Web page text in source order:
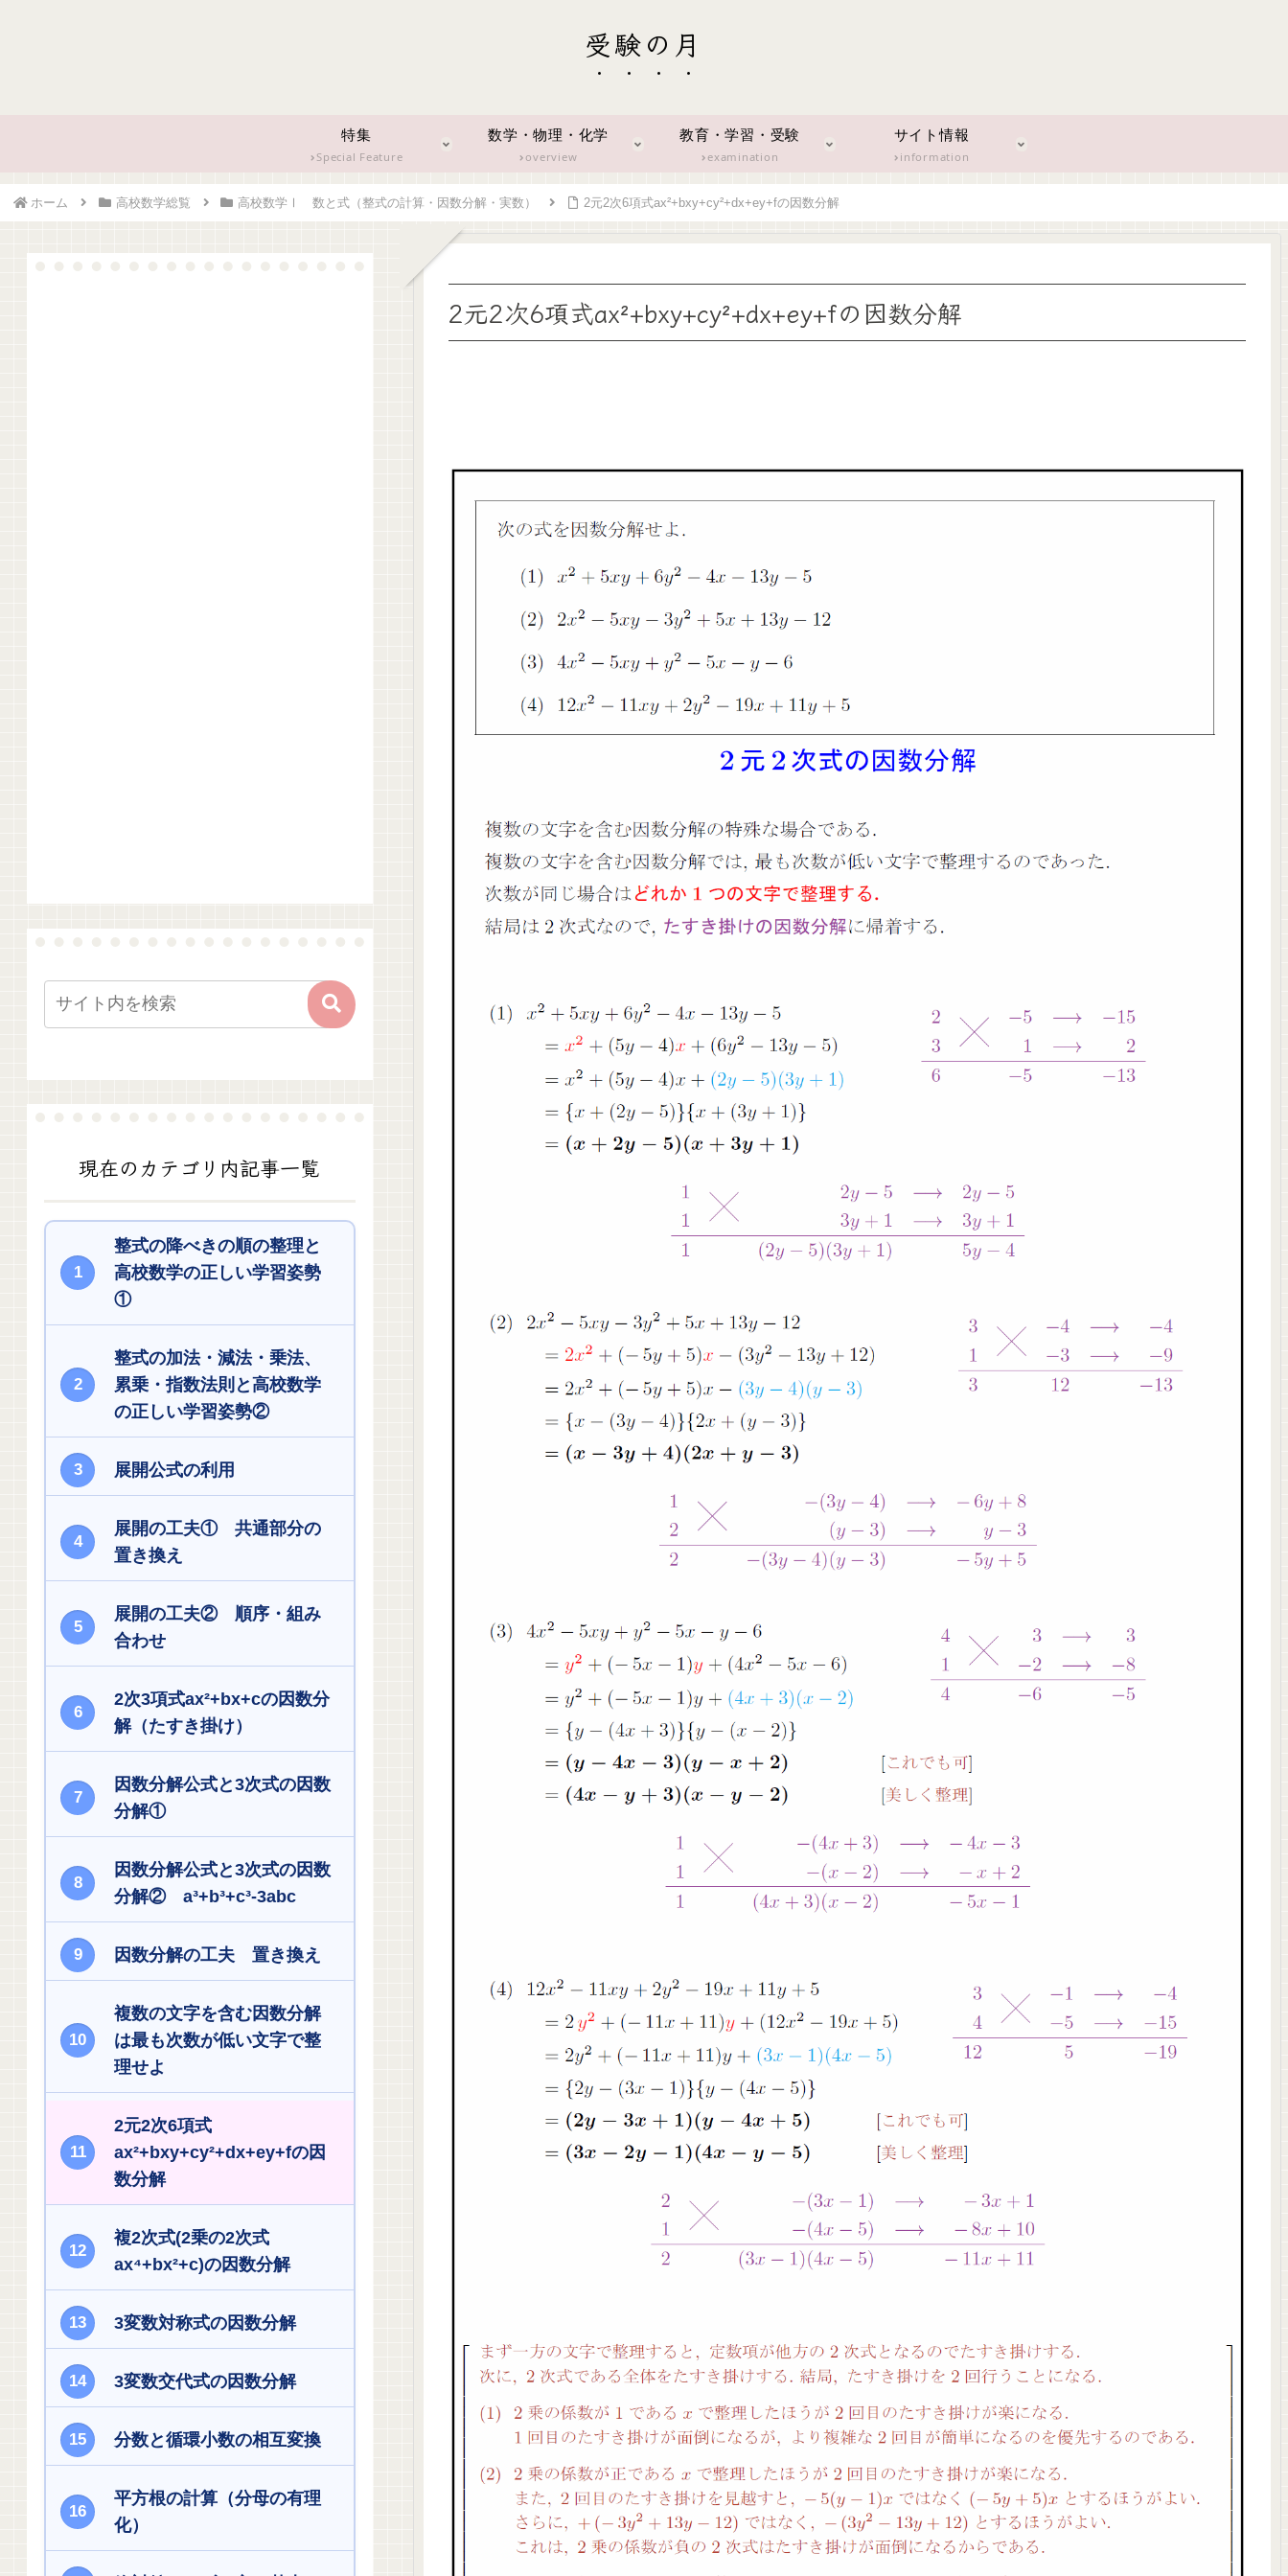
受験の月
特集
Special Feature
数学・物理・化学
overview
教育・学習・受験
examination
サイト情報
information
ホーム 高校数学総覧 高校数学Ⅰ 数と式（整式の計算・因数分解・実数） 2元2次6項式ax²+bxy+cy²+dx+ey+fの因数分解
2元2次6項式ax²+bxy+cy²+dx+ey+fの因数分解
現在のカテゴリ内記事一覧
整式の降べきの順の整理と
高校数学の正しい学習姿勢
①
整式の加法・減法・乗法、
累乗・指数法則と高校数学
の正しい学習姿勢②
展開公式の利用
展開の工夫① 共通部分の
置き換え
展開の工夫② 順序・組み
合わせ
2次3項式ax²+bx+cの因数分
解（たすき掛け）
因数分解公式と3次式の因数
分解①
因数分解公式と3次式の因数
分解② a³+b³+c³-3abc
因数分解の工夫 置き換え
複数の文字を含む因数分解
は最も次数が低い文字で整
理せよ
2元2次6項式
ax²+bxy+cy²+dx+ey+fの因
数分解
複2次式(2乗の2次式
ax⁴+bx²+c)の因数分解
3変数対称式の因数分解
3変数交代式の因数分解
分数と循環小数の相互変換
平方根の計算（分母の有理
化）